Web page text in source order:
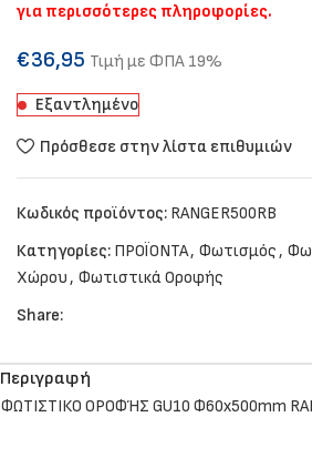
για περισσότερες πληροφορίες.
€36,95 Τιμή με ΦΠΑ 19%
Εξαντλημένο
Πρόσθεσε στην λίστα επιθυμιών
Κωδικός προϊόντος: RANGER500RB
Κατηγορίες: ΠΡΟΪΟΝΤΑ, Φωτισμός,
Χώρου, Φωτιστικά Οροφής
Share:
Περιγραφή
ΦΩΤΙΣΤΙΚΟ ΟΡΟΦΉΣ GU10 Φ60x500mm